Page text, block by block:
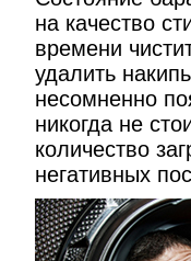
на качество
времени
удалить
несомненно
никогда не
количество
негативных